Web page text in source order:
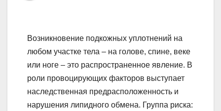
Возникновение подкожных уплотнений на
любом участке тела – на голове, спине, веке
или ноге – это распространенное явление. В
роли провоцирующих факторов выступает
наследственная предрасположенность и
нарушения липидного обмена. Группа риска: